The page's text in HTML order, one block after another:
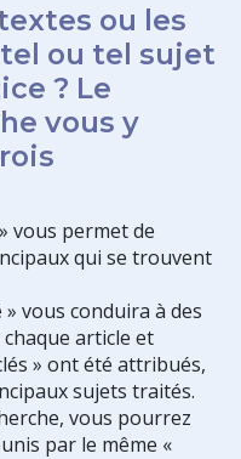
ou les
ou tel sujet
? Le
vous y
vous permet de
qui se trouvent
vous conduira à des
article et
» ont été attribués,
sujets traités.
vous pourrez
par le même «